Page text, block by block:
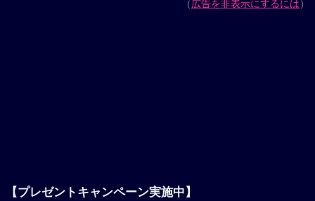
（広告を非表示にするには）
【プレゼントキャンペーン実施中】